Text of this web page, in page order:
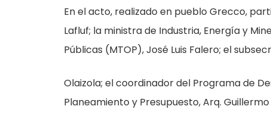
En el acto, realizado en pueblo Grecco,
Lafluf; la ministra de Industria, Energía y
Públicas (MTOP), José Luis Falero; el
Olaizola; el coordinador del Programa de
Planeamiento y Presupuesto, Arq.